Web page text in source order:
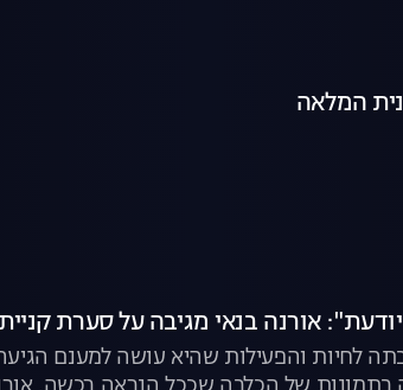
אורנה בנאי מגיבה על סערת
לחיות והפעילות שהיא עושה למענם